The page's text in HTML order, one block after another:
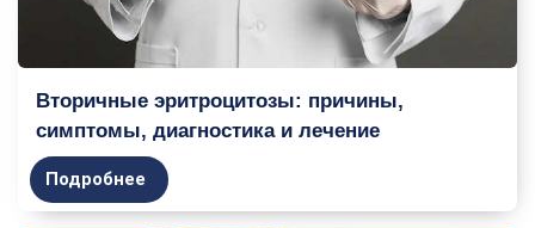
Вторичные эритроцитозы: причины,
симптомы, диагностика и лечение
Подробнее